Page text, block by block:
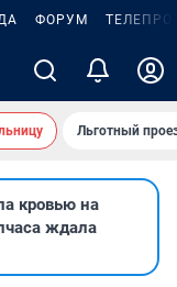
ФОРУМ
Льготный
кровью на
ждала